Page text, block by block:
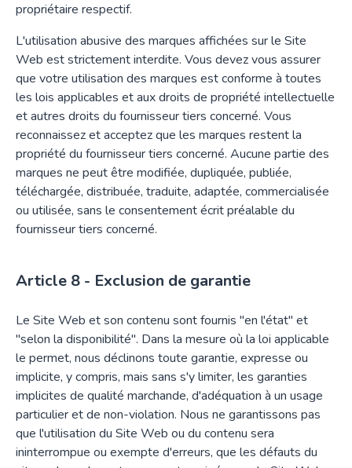
propriétaire respectif.
L'utilisation abusive des marques affichées sur le Site
Web est strictement interdite. Vous devez vous assurer
que votre utilisation des marques est conforme à toutes
les lois applicables et aux droits de propriété intellectuelle
et autres droits du fournisseur tiers concerné. Vous
reconnaissez et acceptez que les marques restent la
propriété du fournisseur tiers concerné. Aucune partie des
marques ne peut être modifiée, dupliquée, publiée,
téléchargée, distribuée, traduite, adaptée, commercialisée
ou utilisée, sans le consentement écrit préalable du
fournisseur tiers concerné.
Exclusion de garantie
Le Site Web et son contenu sont fournis "en l'état" et
"selon la disponibilité". Dans la mesure où la loi applicable
le permet, nous déclinons toute garantie, expresse ou
implicite, y compris, mais sans s'y limiter, les garanties
implicites de qualité marchande, d'adéquation à un usage
particulier et de non-violation. Nous ne garantissons pas
que l'utilisation du Site Web ou du contenu sera
ininterrompue ou exempte d'erreurs, que les défauts du